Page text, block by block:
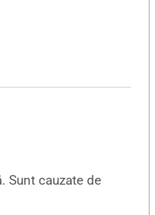
Sunt cauzate de